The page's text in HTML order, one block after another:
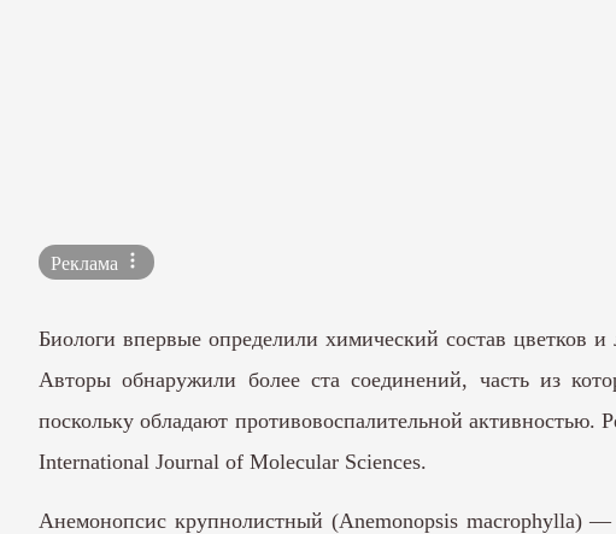
Реклама
Биологи впервые определили химический состав цветков
Авторы обнаружили более ста соединений, часть из
поскольку обладают противовоспалительной
International Journal of Molecular Sciences.
Анемонопсис крупнолистный (Anemonopsis macrophylla) —